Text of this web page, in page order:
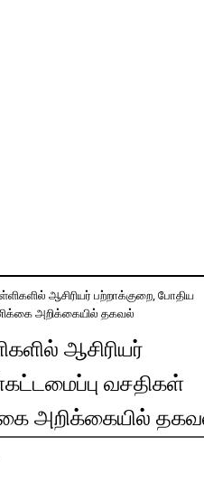
ஆசிரியர் பற்றாக்குறை, போதிய
அறிக்கையில் தகவல்
ஆசிரியர்
வசதிகள்
அறிக்கையில்